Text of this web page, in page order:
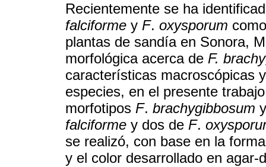
Recientemente se ha
falciforme y F. oxysporum
plantas de sandía en Sonora,
morfológica acerca de F.
características macroscópicas
especies, en el presente
morfotipos F. brachygibbosum
falciforme y dos de F.
se realizó, con base en la
y el color desarrollado en